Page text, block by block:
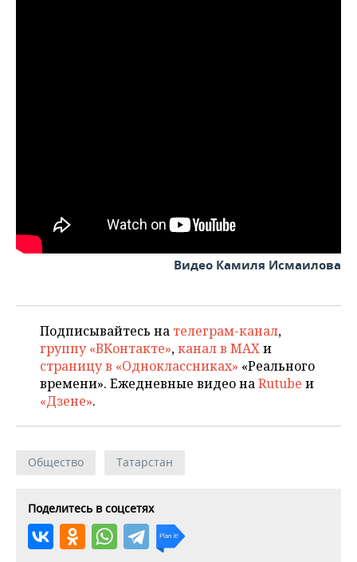
Видео Камиля Исмаилова
Подписывайтесь на телеграм-канал,
группу «ВКонтакте»,канал в MAXи
страницу в «Одноклассниках» «Реального
времени». Ежедневные видео наRutube и
«Дзене».
Общество Татарстан
Поделитесь в соцсетях